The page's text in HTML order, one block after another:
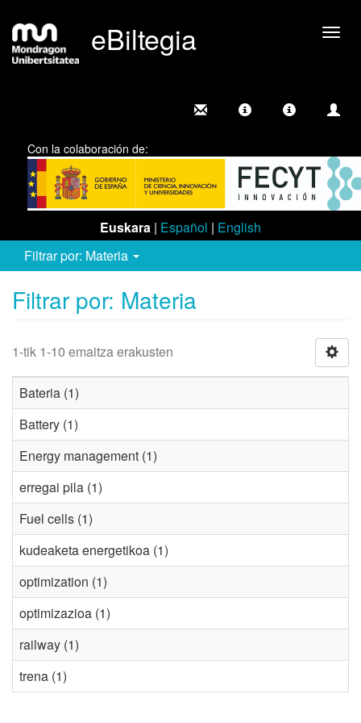
eBiltegia
Con la colaboración de:
Euskara | Español | English
Filtrar por: Materia
Filtrar por: Materia
1-tik 1-10 emaitza erakusten
Bateria (1)
Battery (1)
Energy management (1)
erregai pila (1)
Fuel cells (1)
kudeaketa energetikoa (1)
optimization (1)
optimizazioa (1)
railway (1)
trena (1)